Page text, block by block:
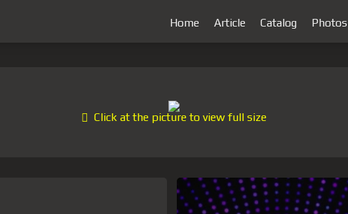
Home Article Catalog Photos
Click at the picture to view full size